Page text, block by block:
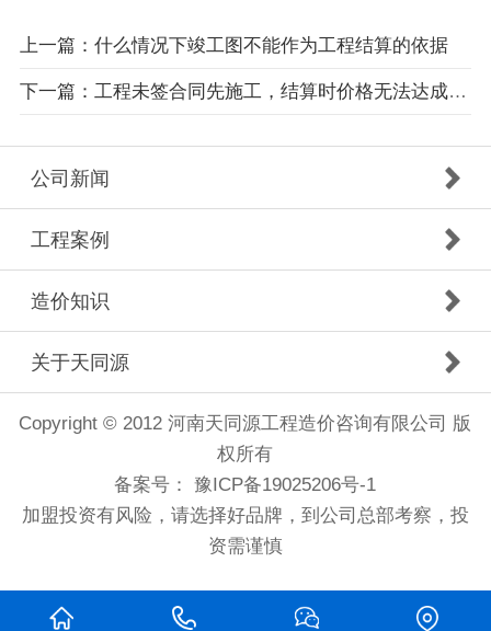
上一篇：什么情况下竣工图不能作为工程结算的依据
下一篇：工程未签合同先施工，结算时价格无法达成一致时怎么办
公司新闻
工程案例
造价知识
关于天同源
Copyright © 2012 河南天同源工程造价咨询有限公司 版
权所有
备案号：豫ICP备19025206号-1
加盟投资有风险，请选择好品牌，到公司总部考察，投
资需谨慎